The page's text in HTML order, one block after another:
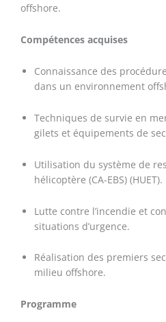
offshore.
Compétences acquises
Connaissance des
dans un environnement
Techniques de survie en
gilets et équipements de
Utilisation du système de
hélicoptère (CA-EBS) (HUET).
Lutte contre l’incendie et
situations d’urgence.
Réalisation des premiers
milieu offshore.
Programme